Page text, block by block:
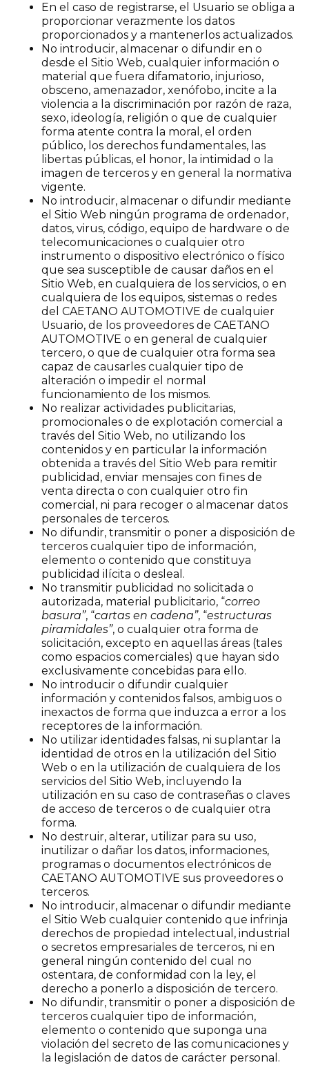
En el caso de registrarse, el Usuario se obliga a
proporcionar verazmente los datos
proporcionados y a mantenerlos actualizados.
No introducir, almacenar o difundir en o
desde el Sitio Web, cualquier información o
material que fuera difamatorio, injurioso,
obsceno, amenazador, xenófobo, incite a la
violencia a la discriminación por razón de raza,
sexo, ideología, religión o que de cualquier
forma atente contra la moral, el orden
público, los derechos fundamentales, las
libertas públicas, el honor, la intimidad o la
imagen de terceros y en general la normativa
vigente.
No introducir, almacenar o difundir mediante
el Sitio Web ningún programa de ordenador,
datos, virus, código, equipo de hardware o de
telecomunicaciones o cualquier otro
instrumento o dispositivo electrónico o físico
que sea susceptible de causar daños en el
Sitio Web, en cualquiera de los servicios, o en
cualquiera de los equipos, sistemas o redes
del CAETANO AUTOMOTIVE de cualquier
Usuario, de los proveedores de CAETANO
AUTOMOTIVE o en general de cualquier
tercero, o que de cualquier otra forma sea
capaz de causarles cualquier tipo de
alteración o impedir el normal
funcionamiento de los mismos.
No realizar actividades publicitarias,
promocionales o de explotación comercial a
través del Sitio Web, no utilizando los
contenidos y en particular la información
obtenida a través del Sitio Web para remitir
publicidad, enviar mensajes con fines de
venta directa o con cualquier otro fin
comercial, ni para recoger o almacenar datos
personales de terceros.
No difundir, transmitir o poner a disposición de
terceros cualquier tipo de información,
elemento o contenido que constituya
publicidad ilícita o desleal.
No transmitir publicidad no solicitada o
autorizada, material publicitario, “correo
basura”, “cartas en cadena”, “estructuras
piramidales”, o cualquier otra forma de
solicitación, excepto en aquellas áreas (tales
como espacios comerciales) que hayan sido
exclusivamente concebidas para ello.
No introducir o difundir cualquier
información y contenidos falsos, ambiguos o
inexactos de forma que induzca a error a los
receptores de la información.
No utilizar identidades falsas, ni suplantar la
identidad de otros en la utilización del Sitio
Web o en la utilización de cualquiera de los
servicios del Sitio Web, incluyendo la
utilización en su caso de contraseñas o claves
de acceso de terceros o de cualquier otra
forma.
No destruir, alterar, utilizar para su uso,
inutilizar o dañar los datos, informaciones,
programas o documentos electrónicos de
CAETANO AUTOMOTIVE sus proveedores o
terceros.
No introducir, almacenar o difundir mediante
el Sitio Web cualquier contenido que infrinja
derechos de propiedad intelectual, industrial
o secretos empresariales de terceros, ni en
general ningún contenido del cual no
ostentara, de conformidad con la ley, el
derecho a ponerlo a disposición de tercero.
No difundir, transmitir o poner a disposición de
terceros cualquier tipo de información,
elemento o contenido que suponga una
violación del secreto de las comunicaciones y
la legislación de datos de carácter personal.